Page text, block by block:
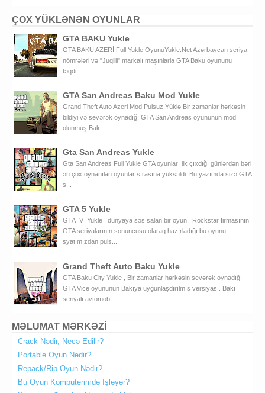
ÇOX YÜKLƏNƏN OYUNLAR
GTA BAKU Yukle
GTA BAKU AZERİ Full Yukle OyunuYukle.Net Azərbaycan seriya
nömrələri və "Juqlili" markalı maşınlarla GTA Baku oyununu
təqdi...
GTA San Andreas Baku Mod Yukle
Grand Theft Auto Azeri Mod Pulsuz Yüklə Bir zamanlar hərkəsin
bildiyi və sevərək oynadığı GTA San Andreas oyununun mod
olunmuş Bak...
Gta San Andreas Yukle
Gta San Andreas Full Yukle GTA oyunları ilk çıxdığı günlərdən bəri
ən çox oynanılan oyunlar sırasına yüksəldi. Bu yazımda sizə GTA
s...
GTA 5 Yukle
GTA V Yukle , dünyaya səs salan bir oyun. Rockstar firmasının
GTA seriyalarının sonuncusu olaraq hazırladığı bu oyunu
syatımızdan puls...
Grand Theft Auto Baku Yukle
GTA Baku City Yukle , Bir zamanlar hərkəsin sevərək oynadığı
GTA Vice oyununun Bakıya uyğunlaşdırılmış versiyası. Bakı
seriyalı avtomob...
MƏLUMAT MƏRKƏZİ
Crack Nədir, Necə Edilir?
Portable Oyun Nədir?
Repack/Rip Oyun Nədir?
Bu Oyun Komputerimdə İşləyər?